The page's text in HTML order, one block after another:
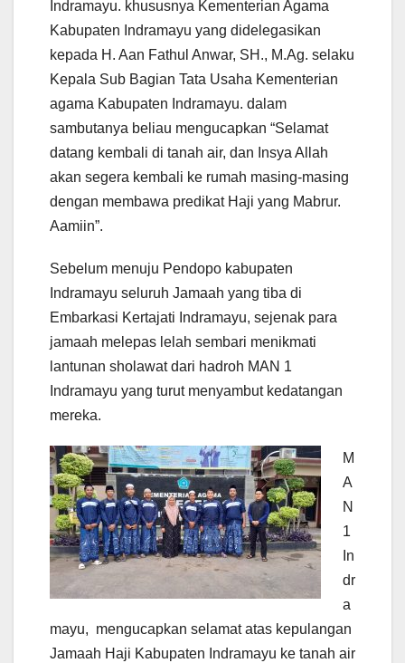
Indramayu. khususnya Kementerian Agama
Kabupaten Indramayu yang didelegasikan
kepada H. Aan Fathul Anwar, SH., M.Ag. selaku
Kepala Sub Bagian Tata Usaha Kementerian
agama Kabupaten Indramayu. dalam
sambutanya beliau mengucapkan “Selamat
datang kembali di tanah air, dan Insya Allah
akan segera kembali ke rumah masing-masing
dengan membawa predikat Haji yang Mabrur.
Aamiin”.
Sebelum menuju Pendopo kabupaten
Indramayu seluruh Jamaah yang tiba di
Embarkasi Kertajati Indramayu, sejenak para
jamaah melepas lelah sembari menikmati
lantunan sholawat dari hadroh MAN 1
Indramayu yang turut menyambut kedatangan
mereka.
M
A
N
1
In
dr
a
mayu, mengucapkan selamat atas kepulangan
Jamaah Haji Kabupaten Indramayu ke tanah air